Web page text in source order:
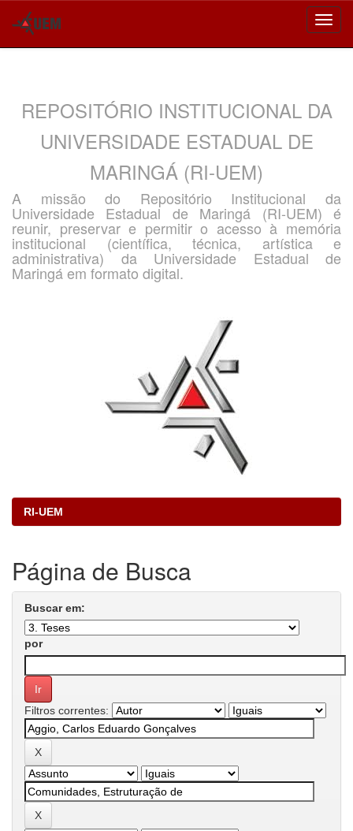
REPOSITÓRIO INSTITUCIONAL DA
UNIVERSIDADE ESTADUAL DE
MARINGÁ (RI-UEM)
A missão do Repositório Institucional da
Universidade Estadual de Maringá (RI-UEM) é
reunir, preservar e permitir o acesso à memória
institucional (científica, técnica, artística e
administrativa) da Universidade Estadual de
Maringá em formato digital.
RI-UEM
Página de Busca
Buscar em:
por
Filtros correntes: